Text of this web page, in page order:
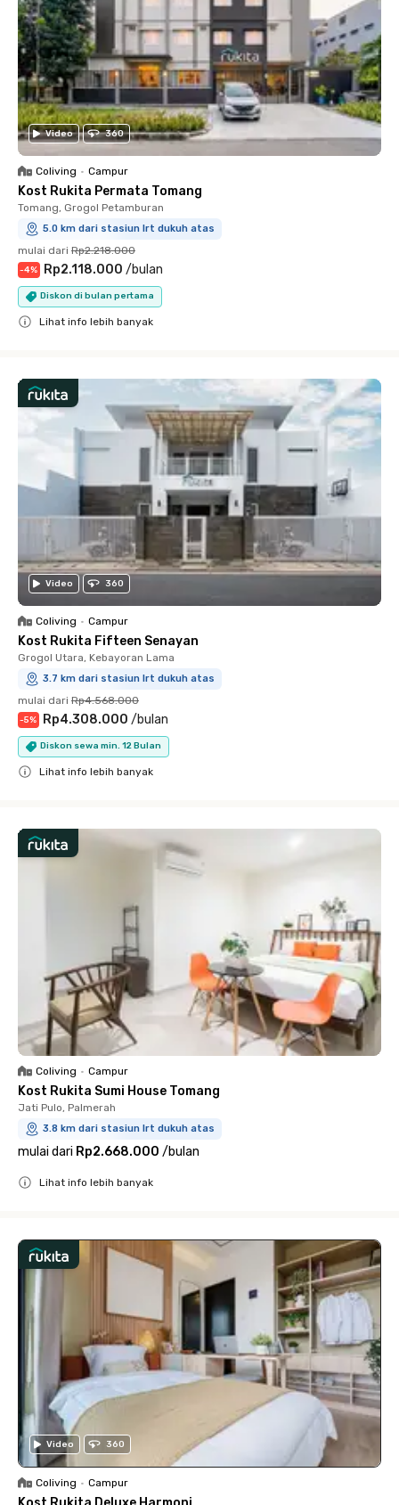
Video 360
Coliving • Campur
Kost Rukita Permata Tomang
Tomang, Grogol Petamburan
5.0 km dari stasiun lrt dukuh atas
mulai dari Rp2.218.000
-4% Rp2.118.000 /bulan
Diskon di bulan pertama
Lihat info lebih banyak
Video 360
Coliving • Campur
Kost Rukita Fifteen Senayan
Grogol Utara, Kebayoran Lama
3.7 km dari stasiun lrt dukuh atas
mulai dari Rp4.568.000
-5% Rp4.308.000 /bulan
Diskon sewa min. 12 Bulan
Lihat info lebih banyak
Coliving • Campur
Kost Rukita Sumi House Tomang
Jati Pulo, Palmerah
3.8 km dari stasiun lrt dukuh atas
mulai dari Rp2.668.000 /bulan
Lihat info lebih banyak
Video 360
Coliving • Campur